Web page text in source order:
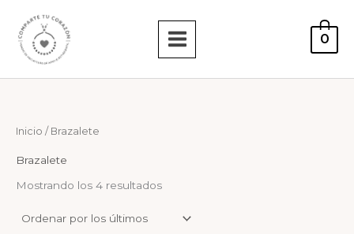
contenido
0
Inicio / Brazalete
Brazalete
Mostrando los 4 resultados
los
últimos